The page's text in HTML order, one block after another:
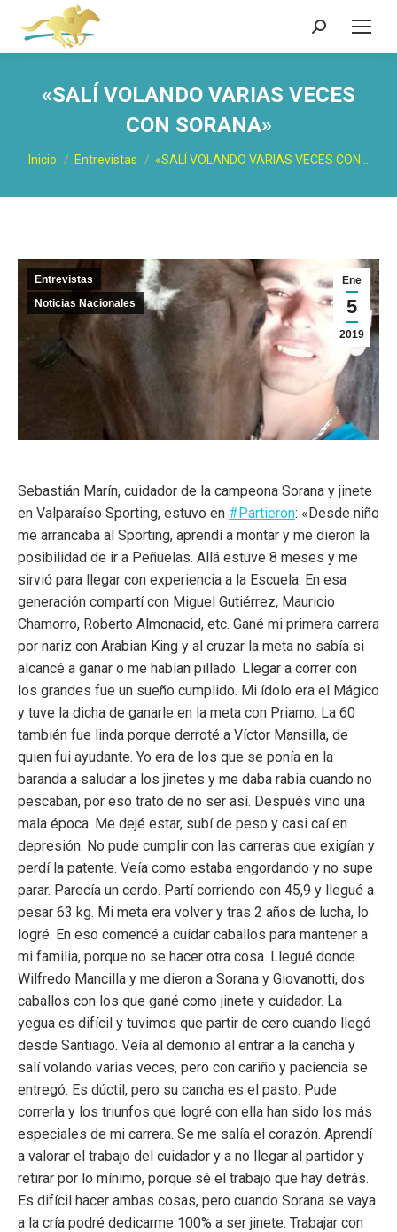
Buscar:
«SALÍ VOLANDO VARIAS VECES
CON SORANA»
Estás aquí:
Inicio Entrevistas «SALÍ VOLANDO VARIAS VECES CON…
Ene
5
2019
Entrevistas
Noticias Nacionales
Sebastián Marín, cuidador de la campeona Sorana y jinete
en Valparaíso Sporting, estuvo en #Partieron: «Desde niño
me arrancaba al Sporting, aprendí a montar y me dieron la
posibilidad de ir a Peñuelas. Allá estuve 8 meses y me
sirvió para llegar con experiencia a la Escuela. En esa
generación compartí con Miguel Gutiérrez, Mauricio
Chamorro, Roberto Almonacid, etc. Gané mi primera carrera
por nariz con Arabian King y al cruzar la meta no sabía si
alcancé a ganar o me habían pillado. Llegar a correr con
los grandes fue un sueño cumplido. Mi ídolo era el Mágico
y tuve la dicha de ganarle en la meta con Priamo. La 60
también fue linda porque derroté a Víctor Mansilla, de
quien fui ayudante. Yo era de los que se ponía en la
baranda a saludar a los jinetes y me daba rabia cuando no
pescaban, por eso trato de no ser así. Después vino una
mala época. Me dejé estar, subí de peso y casi caí en
depresión. No pude cumplir con las carreras que exigían y
perdí la patente. Veía como estaba engordando y no supe
parar. Parecía un cerdo. Partí corriendo con 45,9 y llegué a
pesar 63 kg. Mi meta era volver y tras 2 años de lucha, lo
logré. En eso comencé a cuidar caballos para mantener a
mi familia, porque no se hacer otra cosa. Llegué donde
Wilfredo Mancilla y me dieron a Sorana y Giovanotti, dos
caballos con los que gané como jinete y cuidador. La
yegua es difícil y tuvimos que partir de cero cuando llegó
desde Santiago. Veía al demonio al entrar a la cancha y
salí volando varias veces, pero con cariño y paciencia se
entregó. Es dúctil, pero su cancha es el pasto. Pude
correrla y los triunfos que logré con ella han sido los más
especiales de mi carrera. Se me salía el corazón. Aprendí
a valorar el trabajo del cuidador y a no llegar al partidor y
retirar por lo mínimo, porque sé el trabajo que hay detrás.
Es difícil hacer ambas cosas, pero cuando Sorana se vaya
a la cría podré dedicarme 100% a ser jinete. Trabajar con